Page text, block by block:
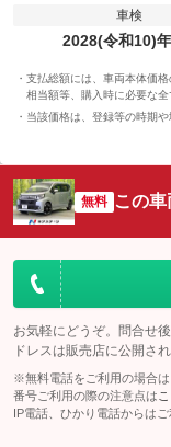
車検
2028(令和10)
支払総額には、車両本体価
相当額等、購入時に必要な全
当該価格は、登録等の時期
無料 この
お気軽にどうぞ。問合せ
ドレスは販売店に公開され
※無料電話をご利用の場合
番号ご利用の際の注意点は
IP電話、ひかり電話からはご